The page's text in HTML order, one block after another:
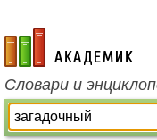
academic.ru
Словари и